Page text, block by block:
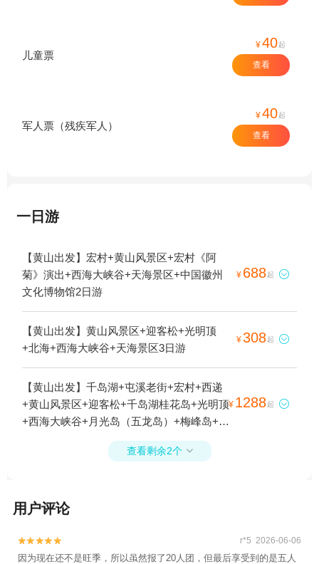
儿童票
¥40起
查看
军人票（残疾军人）
¥40起
查看
一日游
【黄山出发】宏村+黄山风景区+宏村《阿
菊》演出+西海大峡谷+天海景区+中国徽州
文化博物馆2日游
¥ 688起 
【黄山出发】黄山风景区+迎客松+光明顶
+北海+西海大峡谷+天海景区3日游
¥308起 
【黄山出发】千岛湖+屯溪老街+宏村+西递
+黄山风景区+迎客松+千岛湖桂花岛+光明顶
+西海大峡谷+月光岛（五龙岛）+梅峰岛+黄
山宏村国际滑翔伞基地4日游
¥ 1288起 
查看剩余2个 
用户评论

 r*5 2026-06-06
因为现在还不是旺季，所以虽然报了20人团，但最后享受到的是五人